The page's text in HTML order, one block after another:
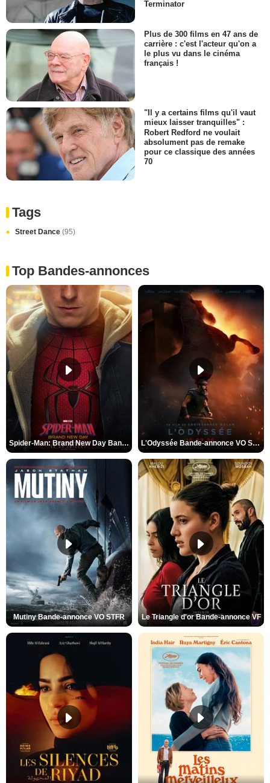
Terminator
Plus de 300 films en 47 ans de
carrière : c'est l'acteur qu'on a
le plus vu dans le cinéma
français !
"Il y a certains films qu'il vaut
mieux laisser tranquilles" :
Robert Redford ne voulait
absolument pas de remake
pour ce classique des années
70
Tags
Street Dance (95)
Top Bandes-annonces
Spider-Man: Brand New Day Bande-annonce VO STFR L'Odyssée Bande-annonce VO STFR
Mutiny Bande-annonce VO STFR Le Triangle d'or Bande-annonce VF